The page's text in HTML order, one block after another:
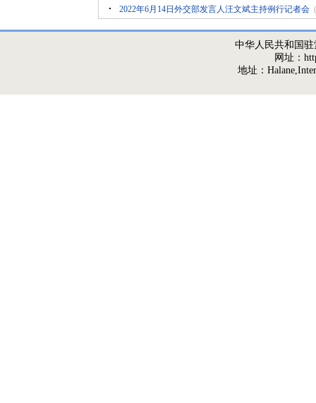
2022年6月14日外交部发言人汪文斌主持例行记者会
中华人民共和国
网址：
地址：